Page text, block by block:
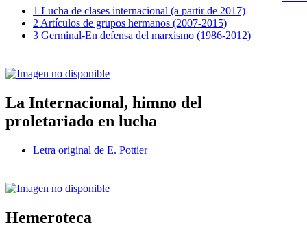
1 Lucha de clases internacional (a partir de 2017)
2 Artículos de grupos hermanos (2007-2015)
3 Germinal-En defensa del marxismo (1986-2012)
La Internacional, himno del
proletariado en lucha
Letra original de E. Pottier
Hemeroteca